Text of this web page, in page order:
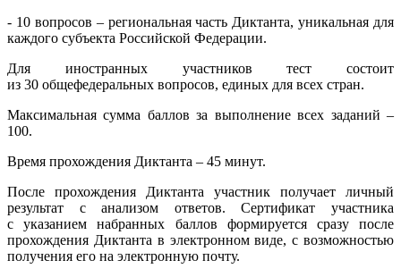
- 10 вопросов – региональная часть Диктанта, уникальная для
каждого субъекта Российской Федерации.
Для иностранных участников тест состоит
из 30 общефедеральных вопросов, единых для всех стран.
Максимальная сумма баллов за выполнение всех заданий –
100.
Время прохождения Диктанта – 45 минут.
После прохождения Диктанта участник получает личный
результат с анализом ответов. Сертификат участника
с указанием набранных баллов формируется сразу после
прохождения Диктанта в электронном виде, с возможностью
получения его на электронную почту.